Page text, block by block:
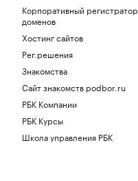
Корпоративный регистратор
доменов
Хостинг сайтов
Рег.решения
Знакомства
Сайт знакомств podbor.ru
РБК Компании
РБК Курсы
Школа управления РБК